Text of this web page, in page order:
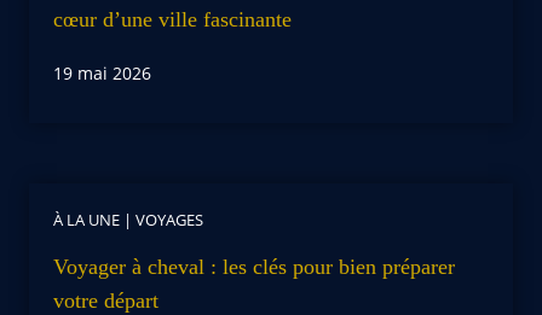
cœur d’une ville fascinante
19 mai 2026
À LA UNE | VOYAGES
Voyager à cheval : les clés pour bien préparer
votre départ